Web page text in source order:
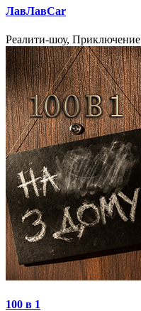
ЛавЛавCar
Реалити-шоу, Приключение
100 в 1